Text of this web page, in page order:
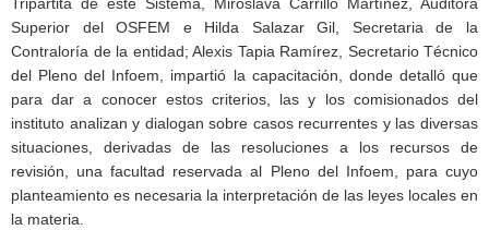
Tripartita de este Sistema, Miroslava Carrillo Martínez, Auditora
Superior del OSFEM e Hilda Salazar Gil, Secretaria de la
Contraloría de la entidad; Alexis Tapia Ramírez, Secretario Técnico
del Pleno del Infoem, impartió la capacitación, donde detalló que
para dar a conocer estos criterios, las y los comisionados del
instituto analizan y dialogan sobre casos recurrentes y las diversas
situaciones, derivadas de las resoluciones a los recursos de
revisión, una facultad reservada al Pleno del Infoem, para cuyo
planteamiento es necesaria la interpretación de las leyes locales en
la materia.